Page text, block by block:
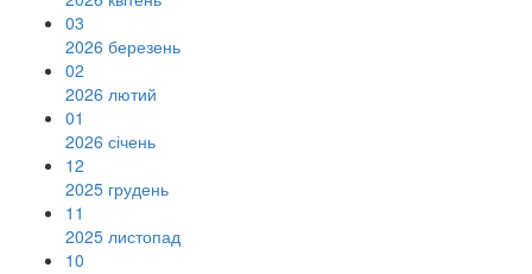
03
2026 березень
02
2026 лютий
01
2026 січень
12
2025 грудень
11
2025 листопад
10